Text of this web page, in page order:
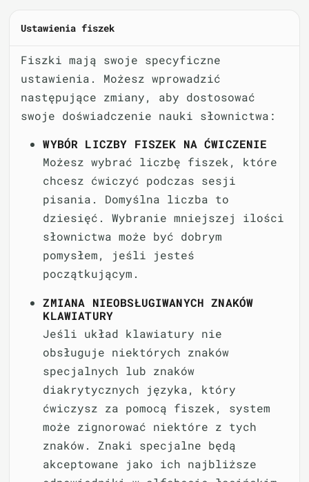
Ustawienia fiszek
Fiszki mają swoje specyficzne
ustawienia. Możesz wprowadzić
następujące zmiany, aby dostosować
swoje doświadczenie nauki słownictwa:
WYBÓR LICZBY FISZEK NA ĆWICZENIE
Możesz wybrać liczbę fiszek, które
chcesz ćwiczyć podczas sesji
pisania. Domyślna liczba to
dziesięć. Wybranie mniejszej ilości
słownictwa może być dobrym
pomysłem, jeśli jesteś
początkującym.
ZMIANA NIEOBSŁUGIWANYCH ZNAKÓW
KLAWIATURY
Jeśli układ klawiatury nie
obsługuje niektórych znaków
specjalnych lub znaków
diakrytycznych języka, który
ćwiczysz za pomocą fiszek, system
może zignorować niektóre z tych
znaków. Znaki specjalne będą
akceptowane jako ich najbliższe